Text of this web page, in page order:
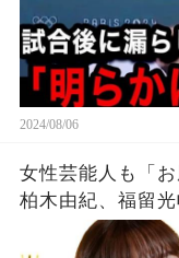
2024/08/06
女性芸能人も「
柏木由紀、福留
キャンセル界隈